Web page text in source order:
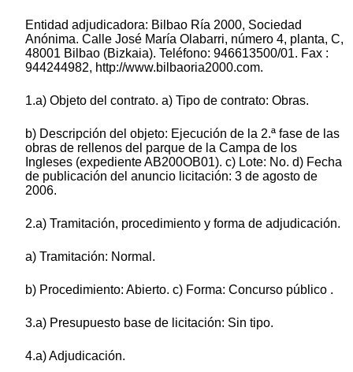
Entidad adjudicadora: Bilbao Ría 2000, Sociedad
Anónima. Calle José María Olabarri, número 4, planta, C,
48001 Bilbao (Bizkaia). Teléfono: 946613500/01. Fax :
944244982, http://www.bilbaoria2000.com.
1.a) Objeto del contrato. a) Tipo de contrato: Obras.
b) Descripción del objeto: Ejecución de la 2.ª fase de las
obras de rellenos del parque de la Campa de los
Ingleses (expediente AB200OB01). c) Lote: No. d) Fecha
de publicación del anuncio licitación: 3 de agosto de
2006.
2.a) Tramitación, procedimiento y forma de adjudicación.
a) Tramitación: Normal.
b) Procedimiento: Abierto. c) Forma: Concurso público .
3.a) Presupuesto base de licitación: Sin tipo.
4.a) Adjudicación.